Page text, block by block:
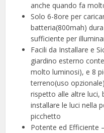
anche quando fa
Solo 6-8ore per
batteria(800mah)
sufficiente per
Facili da Installare e
giardino esterno
molto luminosi), e 8
terreno(uso
rispetto alle altre luci,
installare le luci nella
picchetto
Potente ed Efficiente